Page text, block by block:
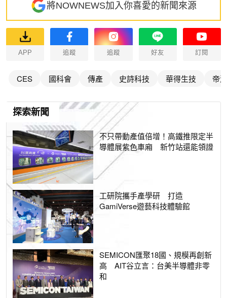
將NOWNEWS加入你喜愛的新聞來源
APP 追蹤 追蹤 好友 訂閱
CES 國科會 傳產 史詩科技 華得生技 帝
探索新聞
不只帶動產值倍增！高鐵推限定半
導體展紫色車廂 新竹站還能領證
工研院攜手產學研 打造
GamiVerse遊藝科技體驗館
SEMICON匯聚18國、規模再創新
高 AIT谷立言：台美半導體非零
和